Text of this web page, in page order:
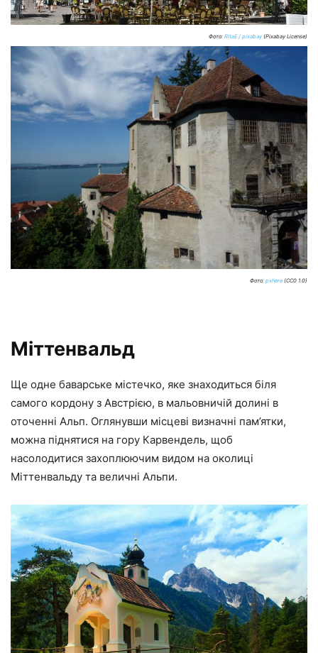
Фото: RitaE / pixabay (Pixabay License)
Фото: pxhere (CC0 1.0)
Міттенвальд
Ще одне баварське містечко, яке знаходиться біля
самого кордону з Австрією, в мальовничій долині в
оточенні Альп. Оглянувши місцеві визначні пам’ятки,
можна піднятися на гору Карвендель, щоб
насолодитися захоплюючим видом на околиці
Міттенвальду та величні Альпи.